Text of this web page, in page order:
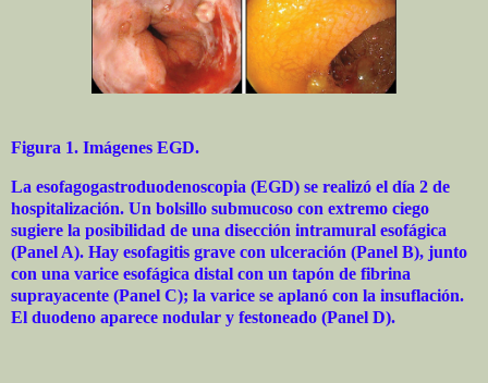
Figura 1. Imágenes EGD.
La esofagogastroduodenoscopia (EGD) se realizó el día 2 de
hospitalización. Un bolsillo submucoso con extremo ciego
sugiere la posibilidad de una disección intramural esofágica
(Panel A). Hay esofagitis grave con ulceración (Panel B), junto
con una varice esofágica distal con un tapón de fibrina
suprayacente (Panel C); la varice se aplanó con la insuflación.
El duodeno aparece nodular y festoneado (Panel D).